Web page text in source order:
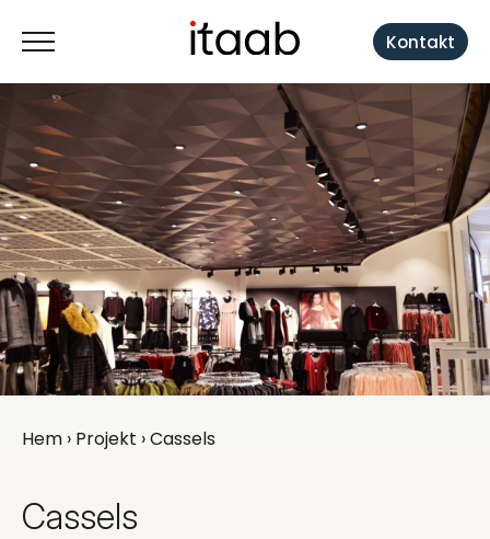
Kontakt
Hem › Projekt › Cassels
Cassels